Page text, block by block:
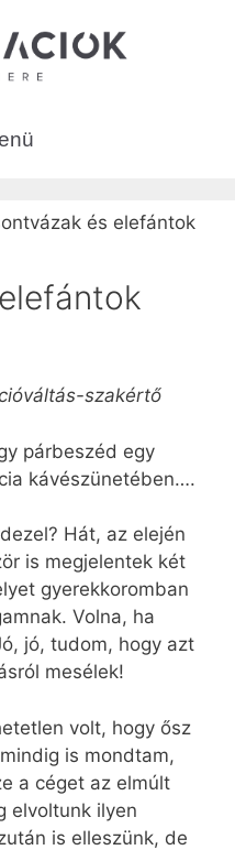
szakértő
párbeszéd egy
kávészünetében….
Hát, az elején
is megjelentek két
gyerekkoromban
Volna, ha
jó, tudom, hogy azt
mesélek!
volt, hogy ősz
is mondtam,
a céget az elmúlt
elvoltunk ilyen
is elleszünk, de